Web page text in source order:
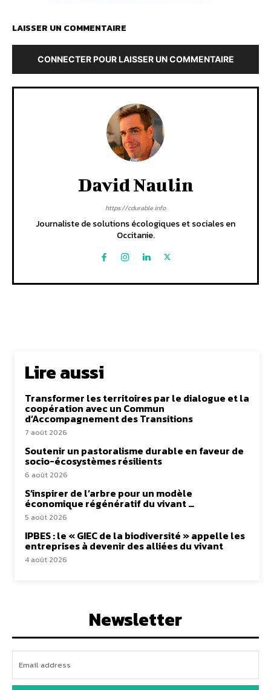
LAISSER UN COMMENTAIRE
CONNECTER POUR LAISSER UN COMMENTAIRE
David Naulin
https://cdurable.info
Journaliste de solutions écologiques et sociales en
Occitanie.
Lire aussi
Transformer les territoires par le dialogue et la
coopération avec un Commun
d’Accompagnement des Transitions
7 août 2026
Soutenir un pastoralisme durable en faveur de
socio-écosystèmes résilients
6 août 2026
S’inspirer de l’arbre pour un modèle
économique régénératif du vivant …
5 août 2026
IPBES : le « GIEC de la biodiversité » appelle les
entreprises à devenir des alliées du vivant
4 août 2026
Newsletter